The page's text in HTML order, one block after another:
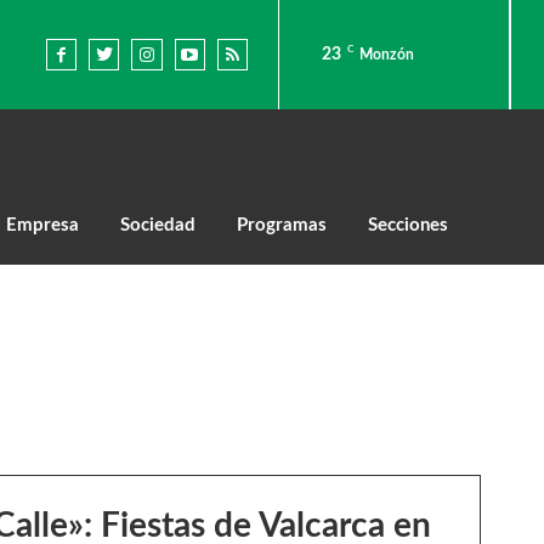
23 C Monzón
Empresa Sociedad Programas Secciones
Fiestas de Valcarca en